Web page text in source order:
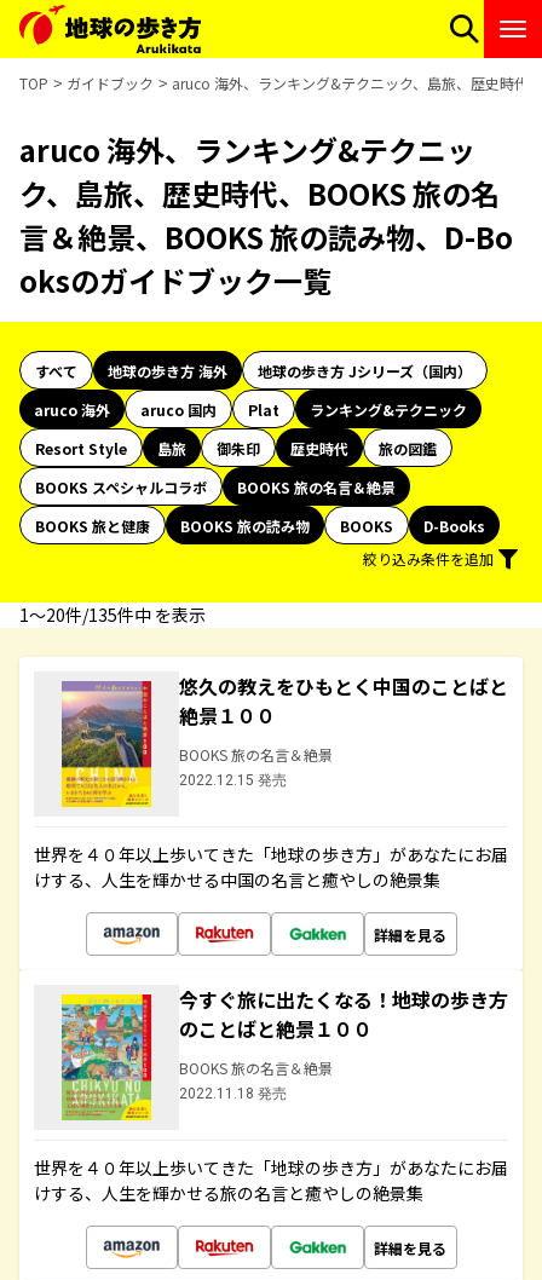
TOP ガイドブック aruco 海外、ランキング&テクニック、島旅、歴史時代
aruco 海外、ランキング&テクニッ
ク、島旅、歴史時代、BOOKS 旅の名
言＆絶景、BOOKS 旅の読み物、D-Bo
oksのガイドブック一覧
すべて 地球の歩き方 海外
地球の歩き方 Jシリーズ（国内）
aruco 海外
aruco 国内 Plat
ランキング&テクニック
Resort Style
島旅 御朱印 歴史時代
旅の図鑑
BOOKS スペシャルコラボ
BOOKS 旅の名言＆絶景
BOOKS 旅と健康
BOOKS 旅の読み物 BOOKS
D-Books
絞り込み条件を追加
1〜20件/135件中 を表示
悠久の教えをひもとく中国のことばと
絶景１００
BOOKS 旅の名言＆絶景
2022.12.15 発売
世界を４０年以上歩いてきた「地球の歩き方」があなたにお届
けする、人生を輝かせる中国の名言と癒やしの絶景集
詳細を見る
今すぐ旅に出たくなる！地球の歩き方
のことばと絶景１００
BOOKS 旅の名言＆絶景
2022.11.18 発売
世界を４０年以上歩いてきた「地球の歩き方」があなたにお届
けする、人生を輝かせる旅の名言と癒やしの絶景集
詳細を見る